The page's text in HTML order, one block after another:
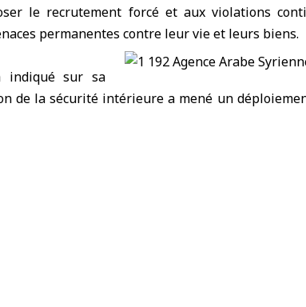
le recrutement forcé et aux violations
permanentes contre leur vie et leurs biens.
indiqué sur sa
de la sécurité intérieure a mené un